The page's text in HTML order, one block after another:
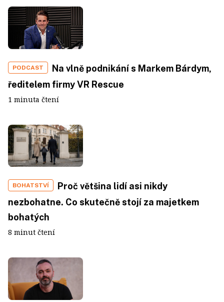
PODCAST
Na vlně podnikání s Markem Bárdym,
ředitelem firmy VR Rescue
1 minuta čtení
BOHATSTVÍ
Proč většina lidí asi nikdy
nezbohatne. Co skutečně stojí za majetkem
bohatých
8 minut čtení